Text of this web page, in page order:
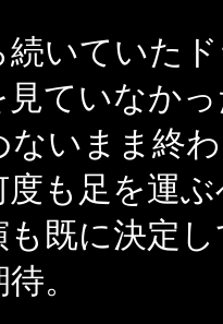
いていた
見ていなか
ないまま終
も足を運
既に決定
。